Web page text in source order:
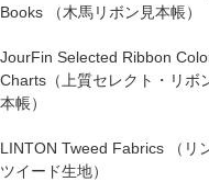
Books （木馬リボン見本帳）
JourFin Selected Ribbon
Charts（上質セレクト・リボ
本帳）
LINTON Tweed Fabrics （リ
ツイード生地）